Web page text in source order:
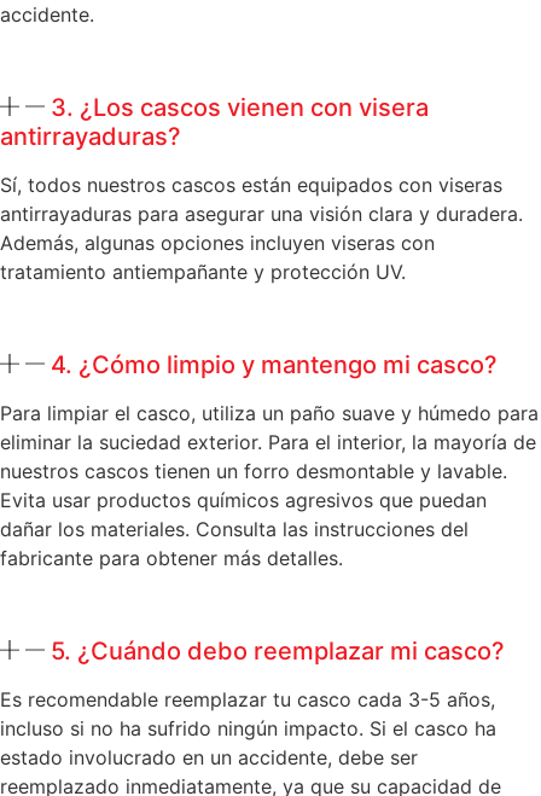
accidente.
3. ¿Los cascos vienen con visera
antirrayaduras?
Sí, todos nuestros cascos están equipados con viseras
antirrayaduras para asegurar una visión clara y duradera.
Además, algunas opciones incluyen viseras con
tratamiento antiempañante y protección UV.
4. ¿Cómo limpio y mantengo mi casco?
Para limpiar el casco, utiliza un paño suave y húmedo para
eliminar la suciedad exterior. Para el interior, la mayoría de
nuestros cascos tienen un forro desmontable y lavable.
Evita usar productos químicos agresivos que puedan
dañar los materiales. Consulta las instrucciones del
fabricante para obtener más detalles.
5. ¿Cuándo debo reemplazar mi casco?
Es recomendable reemplazar tu casco cada 3-5 años,
incluso si no ha sufrido ningún impacto. Si el casco ha
estado involucrado en un accidente, debe ser
reemplazado inmediatamente, ya que su capacidad de